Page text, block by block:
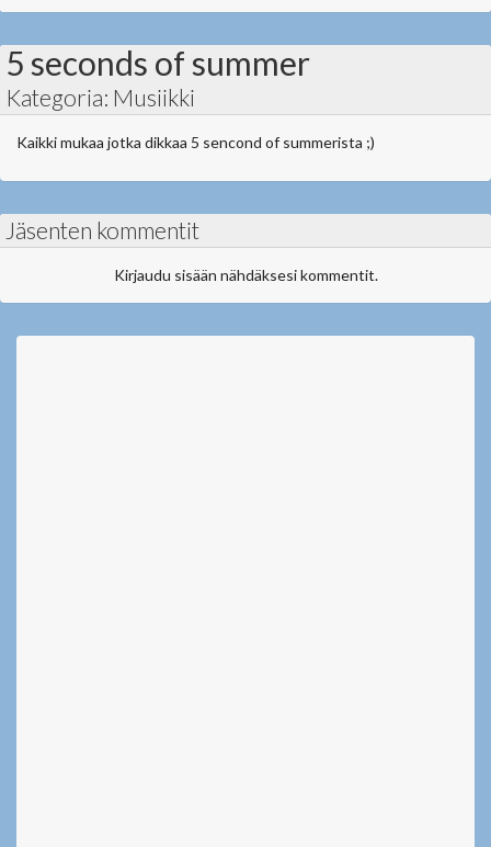
5 seconds of summer
Kategoria: Musiikki
Kaikki mukaa jotka dikkaa 5 sencond of summerista ;)
Jäsenten kommentit
Kirjaudu sisään nähdäksesi kommentit.